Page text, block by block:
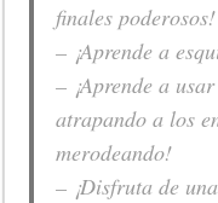
finales poderosos!
– ¡Aprende a
– ¡Aprende a
atrapando a los
merodeando!
– ¡Disfruta de